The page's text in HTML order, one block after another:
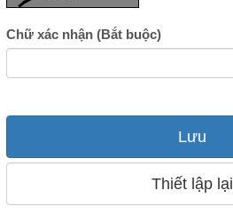
số
Chữ xác nhận(Bắt buộc)
Lưu
Thiết lập lại